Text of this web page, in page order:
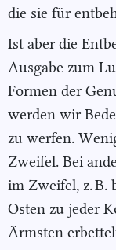
die sie für
Ist aber die
Ausgabe zum
Formen der
werden wir
zu werfen.
Zweifel. Bei
im Zweifel, z. B.
Osten zu jeder
Ärmsten